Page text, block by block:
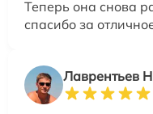
Теперь она снова
спасибо за
Лаврентьев